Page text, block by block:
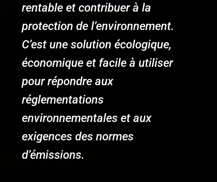
rentable et contribuer à la
protection de l’environnement.
C’est une solution écologique,
économique et facile à utiliser
pour répondre aux
réglementations
environnementales et aux
exigences des normes
d’émissions.